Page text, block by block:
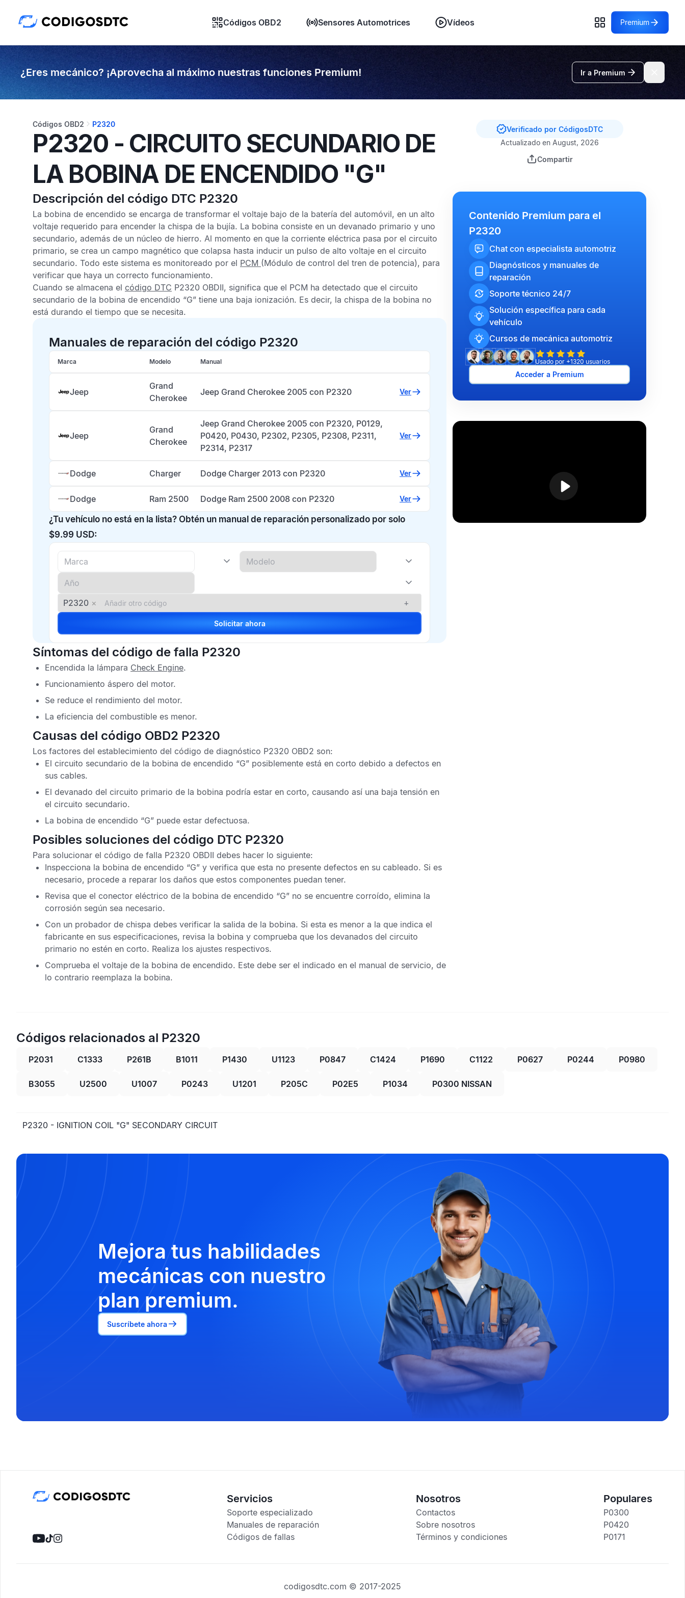
Códigos OBD2 Sensores Automotrices Vídeos Premium
¿Eres mecánico? ¡Aprovecha al máximo nuestras funciones Premium! Ir a Premium
Códigos OBD2 P2320
P2320 - CIRCUITO SECUNDARIO DE
LA BOBINA DE ENCENDIDO "G"
Descripción del código DTC P2320
La bobina de encendido se encarga de transformar el voltaje bajo de la batería del automóvil, en un alto
voltaje requerido para encender la chispa de la bujía. La bobina consiste en un devanado primario y uno
secundario, además de un núcleo de hierro. Al momento en que la corriente eléctrica pasa por el circuito
primario, se crea un campo magnético que colapsa hasta inducir un pulso de alto voltaje en el circuito
secundario. Todo este sistema es monitoreado por el PCM (Módulo de control del tren de potencia), para
verificar que haya un correcto funcionamiento.
Cuando se almacena el código DTC P2320 OBDII, significa que el PCM ha detectado que el circuito
secundario de la bobina de encendido “G” tiene una baja ionización. Es decir, la chispa de la bobina no
está durando el tiempo que se necesita.
Manuales de reparación del código P2320
Marca Modelo Manual
Jeep
Grand
Cherokee
Jeep Grand Cherokee 2005 con P2320 Ver
Jeep
Grand
Cherokee
Jeep Grand Cherokee 2005 con P2320, P0129,
P0420, P0430, P2302, P2305, P2308, P2311,
P2314, P2317
Ver
Dodge Charger Dodge Charger 2013 con P2320 Ver
Dodge Ram 2500 Dodge Ram 2500 2008 con P2320 Ver
¿Tu vehículo no está en la lista? Obtén un manual de reparación personalizado por solo
$9.99 USD:
P2320 × +
Solicitar ahora
Síntomas del código de falla P2320
Encendida la lámpara Check Engine.
Funcionamiento áspero del motor.
Se reduce el rendimiento del motor.
La eficiencia del combustible es menor.
Causas del código OBD2 P2320
Los factores del establecimiento del código de diagnóstico P2320 OBD2 son:
El circuito secundario de la bobina de encendido “G” posiblemente está en corto debido a defectos en
sus cables.
El devanado del circuito primario de la bobina podría estar en corto, causando así una baja tensión en
el circuito secundario.
La bobina de encendido “G” puede estar defectuosa.
Posibles soluciones del código DTC P2320
Para solucionar el código de falla P2320 OBDII debes hacer lo siguiente:
Inspecciona la bobina de encendido “G” y verifica que esta no presente defectos en su cableado. Si es
necesario, procede a reparar los daños que estos componentes puedan tener.
Revisa que el conector eléctrico de la bobina de encendido “G” no se encuentre corroído, elimina la
corrosión según sea necesario.
Con un probador de chispa debes verificar la salida de la bobina. Si esta es menor a la que indica el
fabricante en sus especificaciones, revisa la bobina y comprueba que los devanados del circuito
primario no estén en corto. Realiza los ajustes respectivos.
Comprueba el voltaje de la bobina de encendido. Este debe ser el indicado en el manual de servicio, de
lo contrario reemplaza la bobina.
Verificado por CódigosDTC
Actualizado en August, 2026
Compartir
Contenido Premium para el
P2320
Chat con especialista automotriz
Diagnósticos y manuales de
reparación
Soporte técnico 24/7
Solución específica para cada
vehículo
Cursos de mecánica automotriz
Usado por +1320 usuarios
Acceder a Premium
Códigos relacionados al P2320
P2031 C1333 P261B B1011 P1430 U1123 P0847 C1424 P1690 C1122 P0627 P0244 P0980
B3055 U2500 U1007 P0243 U1201 P205C P02E5 P1034 P0300 NISSAN
P2320 - IGNITION COIL "G" SECONDARY CIRCUIT
Mejora tus habilidades
mecánicas con nuestro
plan premium.
Suscríbete ahora
Servicios
Soporte especializado
Manuales de reparación
Códigos de fallas
Nosotros
Contactos
Sobre nosotros
Términos y condiciones
Populares
P0300
P0420
P0171
codigosdtc.com © 2017-2025